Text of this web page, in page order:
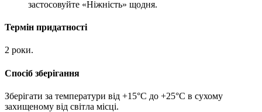
застосовуйте «Ніжність» щодня.
Термін придатності
2 роки.
Спосіб зберігання
Зберігати за температури від +15°С до +25°С в сухому
захищеному від світла місці.